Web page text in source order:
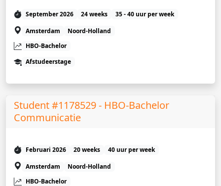
September 2026 24 weeks
35 - 40 uur per week
Amsterdam
Noord-Holland
HBO-Bachelor
Afstudeerstage
Student #1178529 - HBO-Bachelor
Communicatie
Februari 2026 20 weeks
40 uur per week
Amsterdam
Noord-Holland
HBO-Bachelor